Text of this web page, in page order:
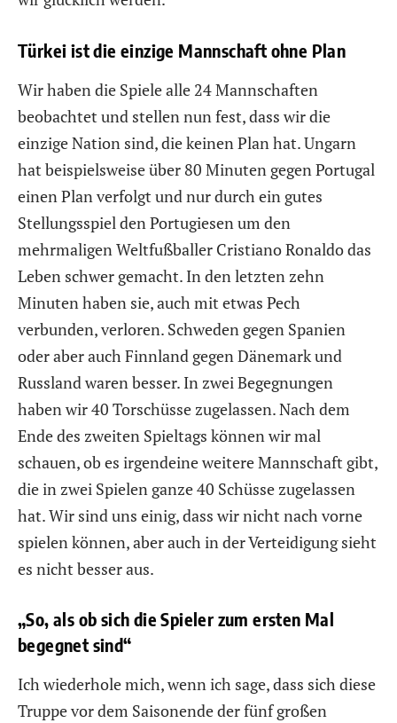
Türkei ist die einzige Mannschaft ohne Plan
Wir haben die Spiele alle 24 Mannschaften
beobachtet und stellen nun fest, dass wir die
einzige Nation sind, die keinen Plan hat. Ungarn
hat beispielsweise über 80 Minuten gegen Portugal
einen Plan verfolgt und nur durch ein gutes
Stellungsspiel den Portugiesen um den
mehrmaligen Weltfußballer Cristiano Ronaldo das
Leben schwer gemacht. In den letzten zehn
Minuten haben sie, auch mit etwas Pech
verbunden, verloren. Schweden gegen Spanien
oder aber auch Finnland gegen Dänemark und
Russland waren besser. In zwei Begegnungen
haben wir 40 Torschüsse zugelassen. Nach dem
Ende des zweiten Spieltags können wir mal
schauen, ob es irgendeine weitere Mannschaft gibt,
die in zwei Spielen ganze 40 Schüsse zugelassen
hat. Wir sind uns einig, dass wir nicht nach vorne
spielen können, aber auch in der Verteidigung sieht
es nicht besser aus.
„So, als ob sich die Spieler zum ersten Mal
begegnet sind“
Ich wiederhole mich, wenn ich sage, dass sich diese
Truppe vor dem Saisonende der fünf großen